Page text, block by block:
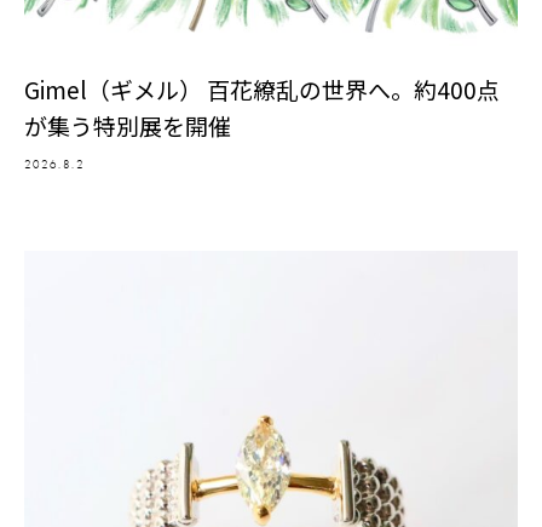
Gimel（ギメル） 百花繚乱の世界へ。約400点
が集う特別展を開催
2026.8.2